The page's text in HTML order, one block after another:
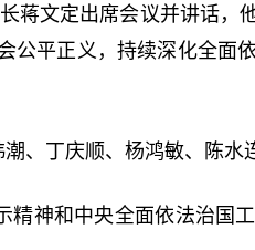
蒋文定出席会议并讲话
平正义，持续深化全
、丁庆顺、杨鸿敏、陈水
神和中央全面依法治国